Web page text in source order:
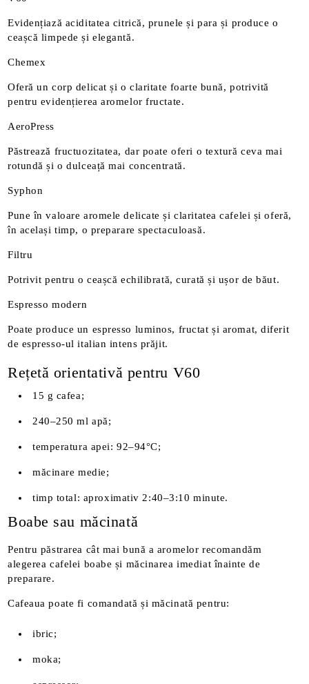
Evidențiază aciditatea citrică, prunele și para și produce o
ceașcă limpede și elegantă.
Chemex
Oferă un corp delicat și o claritate foarte bună, potrivită
pentru evidențierea aromelor fructate.
AeroPress
Păstrează fructuozitatea, dar poate oferi o textură ceva mai
rotundă și o dulceață mai concentrată.
Syphon
Pune în valoare aromele delicate și claritatea cafelei și oferă,
în același timp, o preparare spectaculoasă.
Filtru
Potrivit pentru o ceașcă echilibrată, curată și ușor de băut.
Espresso modern
Poate produce un espresso luminos, fructat și aromat, diferit
de espresso-ul italian intens prăjit.
Rețetă orientativă pentru V60
15 g cafea;
240–250 ml apă;
temperatura apei: 92–94°C;
măcinare medie;
timp total: aproximativ 2:40–3:10 minute.
Boabe sau măcinată
Pentru păstrarea cât mai bună a aromelor recomandăm
alegerea cafelei boabe și măcinarea imediat înainte de
preparare.
Cafeaua poate fi comandată și măcinată pentru:
ibric;
moka;